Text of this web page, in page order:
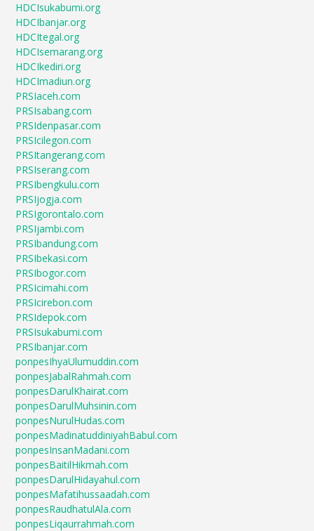
HDCIsukabumi.org
HDCIbanjar.org
HDCItegal.org
HDCIsemarang.org
HDCIkediri.org
HDCImadiun.org
PRSIaceh.com
PRSIsabang.com
PRSIdenpasar.com
PRSIcilegon.com
PRSItangerang.com
PRSIserang.com
PRSIbengkulu.com
PRSIjogja.com
PRSIgorontalo.com
PRSIjambi.com
PRSIbandung.com
PRSIbekasi.com
PRSIbogor.com
PRSIcimahi.com
PRSIcirebon.com
PRSIdepok.com
PRSIsukabumi.com
PRSIbanjar.com
ponpesIhyaUlumuddin.com
ponpesJabalRahmah.com
ponpesDarulKhairat.com
ponpesDarulMuhsinin.com
ponpesNurulHudas.com
ponpesMadinatuddiniyahBabul.com
ponpesInsanMadani.com
ponpesBaitilHikmah.com
ponpesDarulHidayahul.com
ponpesMafatihussaadah.com
ponpesRaudhatulAla.com
ponpesLiqaurrahmah.com